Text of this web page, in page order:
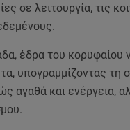
σε λειτουργία, τις
έδρα του κορυφαίου
υπογραμμίζοντας τη
αγαθά και ενέργεια,